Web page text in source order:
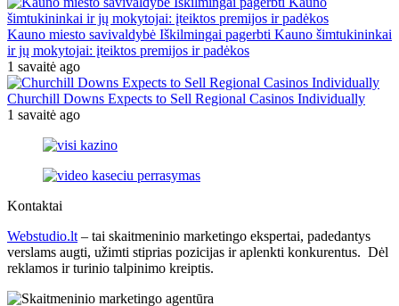
Kauno miesto savivaldybė Iškilmingai pagerbti Kauno šimtukininkai
ir jų mokytojai: įteiktos premijos ir padėkos
1 savaitė ago
Churchill Downs Expects to Sell Regional Casinos Individually
1 savaitė ago
Kontaktai
Webstudio.lt– tai skaitmeninio marketingo ekspertai, padedantys
verslams augti, užimti stiprias pozicijas ir aplenkti konkurentus. Dėl
reklamos ir turinio talpinimo kreiptis.